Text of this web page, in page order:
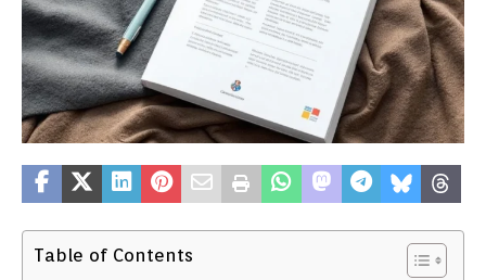
Table of Contents